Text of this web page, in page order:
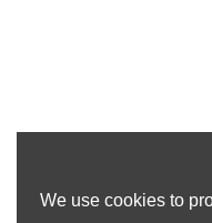
We use cookies to